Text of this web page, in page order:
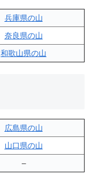
兵庫県の山
奈良県の山
和歌山県の山
広島県の山
山口県の山
–